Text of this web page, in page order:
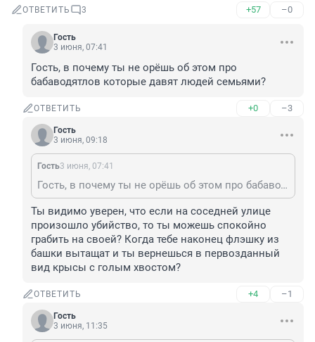
ОТВЕТИТЬ 3 +57 –0
Гость
3 июня, 07:41
Гость, в почему ты не орёшь об этом про
бабаводятлов которые давят людей семьями?
ОТВЕТИТЬ +0 –3
Гость
3 июня, 09:18
Гость3 июня, 07:41
Гость, в почему ты не орёшь об этом про бабаводятлов которые давят людей семьями?
Ты видимо уверен, что если на соседней улице
произошло убийство, то ты можешь спокойно
грабить на своей? Когда тебе наконец флэшку из
башки вытащат и ты вернешься в первозданный
вид крысы с голым хвостом?
ОТВЕТИТЬ +4 –1
Гость
3 июня, 11:35